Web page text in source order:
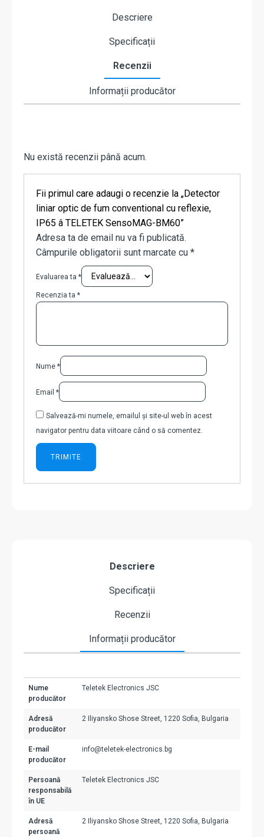
Descriere
Specificații
Recenzii
Informații producător
Nu există recenzii până acum.
Fii primul care adaugi o recenzie la „Detector
liniar optic de fum conventional cu reflexie,
IP65 â TELETEK SensoMAG-BM60”
Adresa ta de email nu va fi publicată.
Câmpurile obligatorii sunt marcate cu *
Evaluarea ta *
Recenzia ta *
Nume *
Email *
Salvează-mi numele, emailul și site-ul web în acest
navigator pentru data viitoare când o să comentez.
Descriere
Specificații
Recenzii
Informații producător
Nume
producător
Teletek Electronics JSC
Adresă
producător
2 Iliyansko Shose Street, 1220 Sofia, Bulgaria
E-mail
producător
info@teletek-electronics.bg
Persoană
responsabilă
în UE
Teletek Electronics JSC
Adresă
persoană
2 Iliyansko Shose Street, 1220 Sofia, Bulgaria